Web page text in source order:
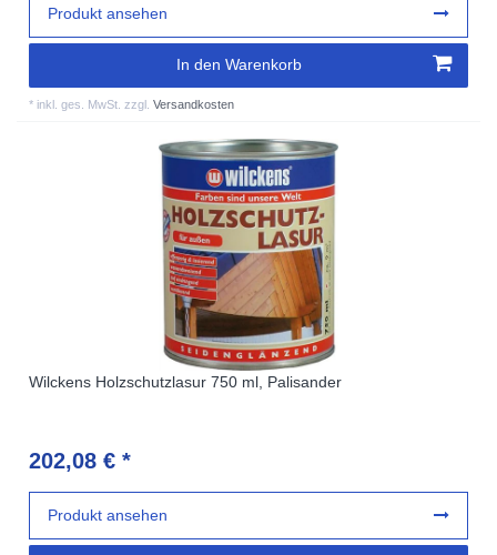
In den Warenkorb
* inkl. ges. MwSt. zzgl.Versandkosten
Produkt ansehen
Wilckens Holzschutzlasur 750 ml, Palisander
202,08 € *
Produkt ansehen